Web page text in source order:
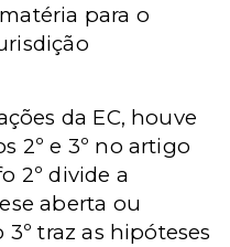
para o
da EC, houve
2º e 3º no artigo
2º divide a
aberta ou
traz as hipóteses